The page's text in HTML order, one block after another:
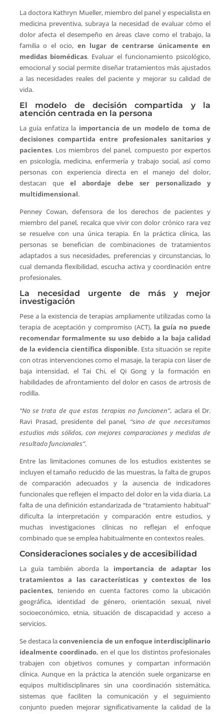
La doctora Kathryn Mueller, miembro del panel y especialista en
medicina preventiva, subraya la necesidad de evaluar cómo el
dolor afecta el desempeño en áreas clave como el trabajo, la
familia o el ocio, en lugar de centrarse únicamente en
medidas biomédicas. Evaluar el funcionamiento psicológico,
emocional y social permite diseñar tratamientos más ajustados
a las necesidades reales del paciente y mejorar su calidad de
vida.
El modelo de decisión compartida y la
atención centrada en la persona
La guía enfatiza la importancia de un modelo de toma de
decisiones compartida entre profesionales sanitarios y
pacientes. Los miembros del panel, compuesto por expertos
en psicología, medicina, enfermería y trabajo social, así como
personas con experiencia directa en el manejo del dolor,
destacan queel abordaje debe ser personalizado y
multidimensional.
Penney Cowan, defensora de los derechos de pacientes y
miembro del panel, recalca que vivir con dolor crónico rara vez
se resuelve con una única terapia. En la práctica clínica, las
personas se benefician de combinaciones de tratamientos
adaptados a sus necesidades, preferencias y circunstancias, lo
cual demanda flexibilidad, escucha activa y coordinación entre
profesionales.
La necesidad urgente de más y mejor
investigación
Pese a la existencia de terapias ampliamente utilizadas como la
terapia de aceptación y compromiso (ACT), la guía no puede
recomendar formalmente su uso debido a la baja calidad
de la evidencia científica disponible. Esta situación se repite
con otras intervenciones como el masaje, la terapia con láser de
baja intensidad, el Tai Chi, el Qi Gong y la formación en
habilidades de afrontamiento del dolor en casos de artrosis de
rodilla.
“No se trata de que estas terapias no funcionen”, aclara el Dr.
Ravi Prasad, presidente del panel, “sino de que necesitamos
estudios más sólidos, con mejores comparaciones y medidas de
resultado funcionales”.
Entre las limitaciones comunes de los estudios existentes se
incluyen el tamaño reducido de las muestras, la falta de grupos
de comparación adecuados y la ausencia de indicadores
funcionales que reflejen el impacto del dolor en la vida diaria. La
falta de una definición estandarizada de “tratamiento habitual”
dificulta la interpretación y comparación entre estudios, y
muchas investigaciones clínicas no reflejan el enfoque
combinado que se emplea habitualmente en contextos reales.
Consideraciones sociales y de accesibilidad
La guía también aborda la importancia de adaptar los
tratamientos a las características y contextos de los
pacientes, teniendo en cuenta factores como la ubicación
geográfica, identidad de género, orientación sexual, nivel
socioeconómico, etnia, situación de discapacidad y acceso a
servicios.
Se destaca laconveniencia de un enfoque interdisciplinario
idealmente coordinado, en el que los distintos profesionales
trabajen con objetivos comunes y compartan información
clínica. Aunque en la práctica la atención suele organizarse en
equipos multidisciplinares sin una coordinación sistemática,
sistemas que faciliten la comunicación y el seguimiento
conjunto pueden mejorar significativamente la calidad de la